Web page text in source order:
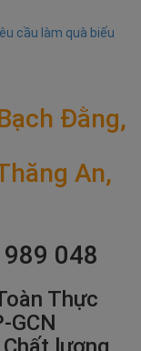
cầu làm quà biếu
Đằng,
An,
048
Thực
GCN